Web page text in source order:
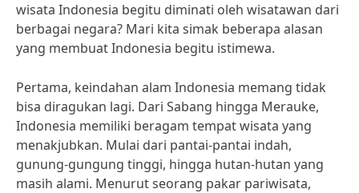
wisata Indonesia begitu diminati oleh wisatawan dari
berbagai negara? Mari kita simak beberapa alasan
yang membuat Indonesia begitu istimewa.
Pertama, keindahan alam Indonesia memang tidak
bisa diragukan lagi. Dari Sabang hingga Merauke,
Indonesia memiliki beragam tempat wisata yang
menakjubkan. Mulai dari pantai-pantai indah,
gunung-gungung tinggi, hingga hutan-hutan yang
masih alami. Menurut seorang pakar pariwisata,